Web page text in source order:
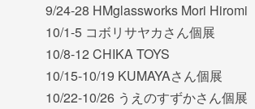
9/24-28 HMglassworks Mori Hiromi
10/1-5 コボリサヤカさん個展
10/8-12 CHIKA TOYS
10/15-10/19 KUMAYAさん個展
10/22-10/26 うえのすずかさん個展